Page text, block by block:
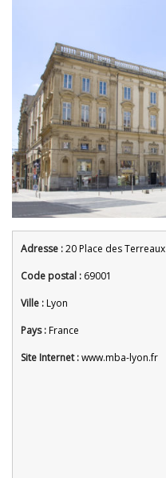
Adresse :20 Place des Terreaux
Code postal : 69001
Ville :Lyon
Pays :France
Site Internet :www.mba-lyon.fr